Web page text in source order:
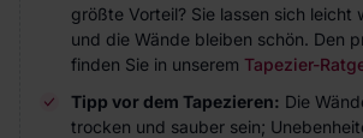
größte Vorteil? Sie lassen sich leicht
und die Wände bleiben schön. Den
finden Sie in unserem Tapezier-
Tipp vor dem Tapezieren: Die
trocken und sauber sein;